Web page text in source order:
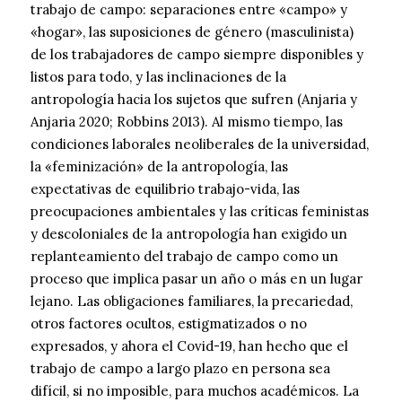
trabajo de campo: separaciones entre «campo» y
«hogar», las suposiciones de género (masculinista)
de los trabajadores de campo siempre disponibles y
listos para todo, y las inclinaciones de la
antropología hacia los sujetos que sufren (Anjaria y
Anjaria 2020; Robbins 2013). Al mismo tiempo, las
condiciones laborales neoliberales de la universidad,
la «feminización» de la antropología, las
expectativas de equilibrio trabajo-vida, las
preocupaciones ambientales y las críticas feministas
y descoloniales de la antropología han exigido un
replanteamiento del trabajo de campo como un
proceso que implica pasar un año o más en un lugar
lejano. Las obligaciones familiares, la precariedad,
otros factores ocultos, estigmatizados o no
expresados, y ahora el Covid-19, han hecho que el
trabajo de campo a largo plazo en persona sea
difícil, si no imposible, para muchos académicos. La